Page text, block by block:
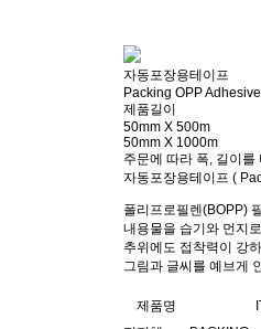
자동포장용테이프
Packing OPP
제품길이
50mm X 500m
50mm X 1000m
주문에 따라 폭, 길이
자동포장용테이프 (
폴리프로필렌(BOPP)
내용물을 습기와 먼지
추위에도 접착력이 강
그림과 글씨를 예브게
제품명